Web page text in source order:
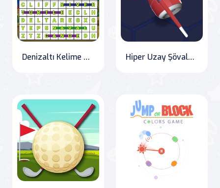
Denizaltı Kelime Bulmacası Hiper Uzay Şövalyesi